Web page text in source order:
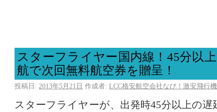
スターフライヤー国内線！45分以
航で次回無料航空券を贈呈！
投稿日: 2013年5月21日 作成者: LCC格安航空会社なび！激安飛行
スターフライヤーが、出発時45分以上の遅